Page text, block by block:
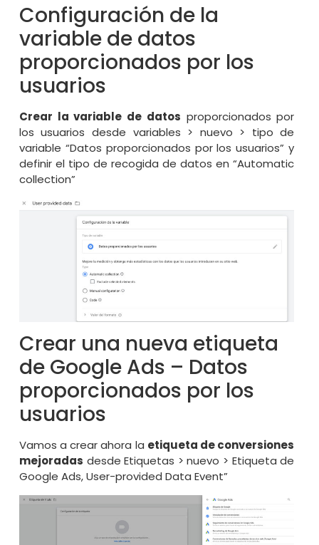
Configuración de la
variable de datos
proporcionados por los
usuarios
Crear la variable de datos proporcionados por
los usuarios desde variables > nuevo > tipo de
variable “Datos proporcionados por los usuarios” y
definir el tipo de recogida de datos en “Automatic
collection”
Crear una nueva etiqueta
de Google Ads – Datos
proporcionados por los
usuarios
Vamos a crear ahora la etiqueta de conversiones
mejoradas desde Etiquetas > nuevo > Etiqueta de
Google Ads, User-provided Data Event”